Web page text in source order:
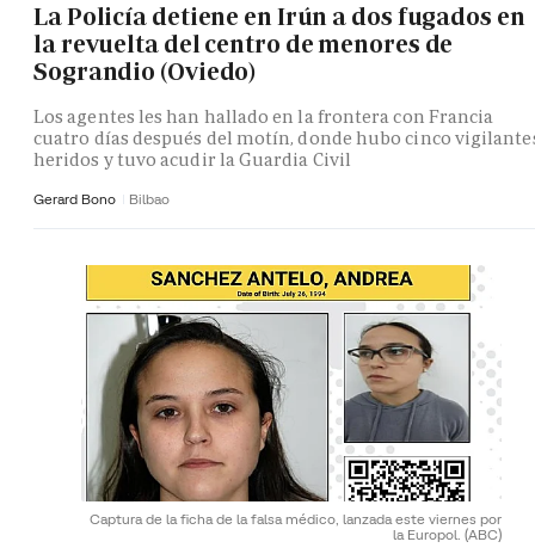
La Policía detiene en Irún a dos fugados en
la revuelta del centro de menores de
Sograndio (Oviedo)
Los agentes les han hallado en la frontera con Francia
cuatro días después del motín, donde hubo cinco
heridos y tuvo acudir la Guardia Civil
Gerard Bono Bilbao
Captura de la ficha de la falsa médico, lanzada este viernes por
la Europol. (ABC)